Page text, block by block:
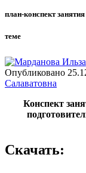
план-конспект
теме
Опубликовано
Салаватовна
Конспект
Скачать: